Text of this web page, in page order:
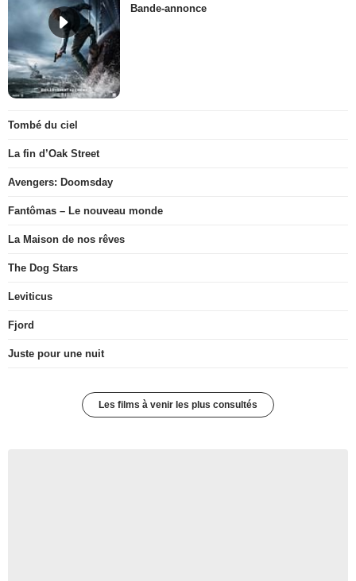
Bande-annonce
Tombé du ciel
La fin d’Oak Street
Avengers: Doomsday
Fantômas – Le nouveau monde
La Maison de nos rêves
The Dog Stars
Leviticus
Fjord
Juste pour une nuit
Les films à venir les plus consultés